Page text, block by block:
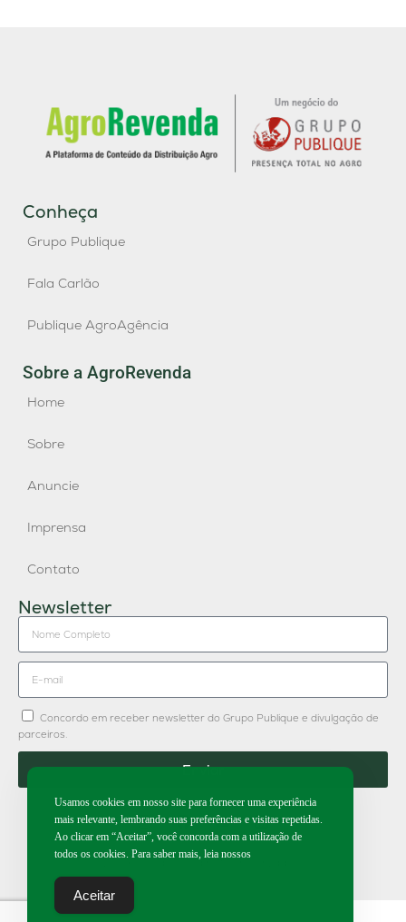
Conheça
Grupo Publique
Fala Carlão
Publique AgroAgência
Sobre a AgroRevenda
Home
Sobre
Anuncie
Imprensa
Contato
Newsletter
Concordo em receber newsletter do Grupo Publique e divulgação de
parceiros.
Enviar
2026 | Todos os direitos reservados.
Usamos cookies em nosso site para fornecer uma experiência
mais relevante, lembrando suas preferências e visitas repetidas.
Ao clicar em “Aceitar”, você concorda com a utilização de
todos os cookies. Para saber mais, leia nossos
Aceitar